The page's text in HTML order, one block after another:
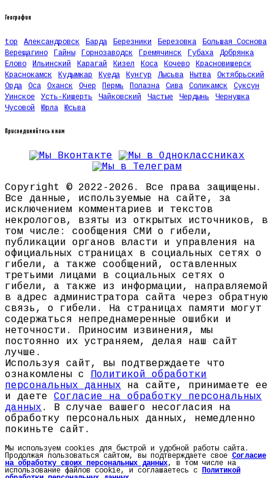
География
top Александровск Барда Березники Березовка
Большая Соснова
Верещагино
Гайны Горнозаводск Гремячинск Губаха
Добрянка
Елово
Ильинский Карагай Кизел Коса Кочево
Красновишерск
Краснокамск
Кудымкар Куеда Кунгур Лысьва Нытва
Октябрьский
Орда
Оса Оханск Очер Пермь Полазна Сива Соликамск
Суксун
Уинское
Усть-Кишерть Чайковский Частые Чердынь
Чернушка
Чусовой
Юрла Юсьва
Присоединяйтесь к нам
Copyright © 2022-2026. Все права защищены.
Все данные, используемые на сайте, за
исключением комментариев и текстов
некрологов, взяты из открытых источников, в
том числе: сообщения СМИ о гибели,
публикации органов власти и управления на
официальных страницах в социальных сетях о
гибели, а также сообщений, оставленных
третьими лицами в социальных сетях о
гибели, а также из информации, направляемой
в адрес администратора сайта через обратную
связь, о гибели. На страницах памяти могут
содержаться непреднамеренные ошибки и
неточности. Приносим извинения, мы
постоянно их устраняем, делая наш сайт
лучше.
Используя сайт, вы подтверждаете что
ознакомлены с Политикой обработки
персональных данных на сайте, принимаете ее
и даете Согласие на обработку персональных
данных . В случае вашего несогласия на
обработку персональных данных, немедленно
покиньте сайт.
Мы используем cookies для быстрой и удобной работы сайта.
Продолжая пользоваться сайтом, вы подтверждаете свое Согласие
на обработку своих персональных данных, в том числе на
использование файлов cookie, и соглашаетесь с Политикой